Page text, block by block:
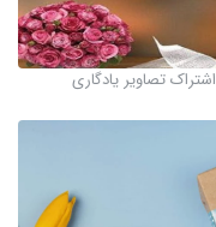
تصاویر یادگاری